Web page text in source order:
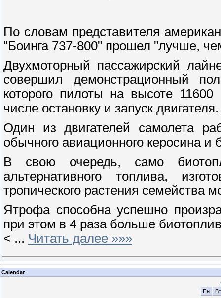
По словам представителя
"Боинга 737-800" прошел "лучше,
Двухмоторный пассажирский
совершил демонстрационный
которого пилоты на высоте
числе остановку и запуск двигателя.
Один из двигателей самолета
обычного авиационного керосина
В свою очередь, само
альтернативного топлива,
тропического растения семейства
Ятрофа способна успешно
при этом в 4 раза больше
< ... Читать далее »»»
Calendar
Пн
Вт